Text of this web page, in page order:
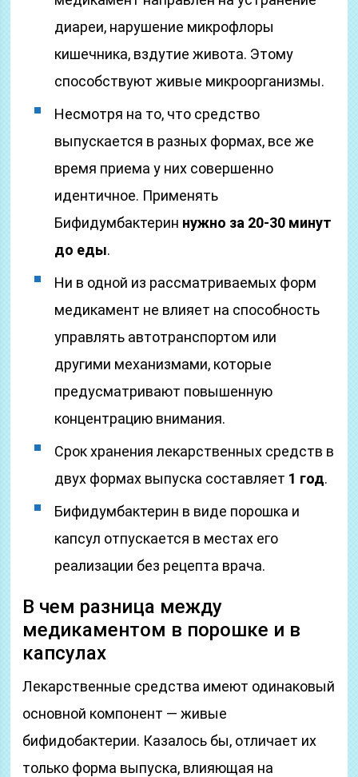
диареи, нарушение микрофлоры
кишечника, вздутие живота. Этому
способствуют живые микроорганизмы.
Несмотря на то, что средство
выпускается в разных формах, все же
время приема у них совершенно
идентичное. Применять
Бифидумбактерин нужно за 20-30 минут
до еды.
Ни в одной из рассматриваемых форм
медикамент не влияет на способность
управлять автотранспортом или
другими механизмами, которые
предусматривают повышенную
концентрацию внимания.
Срок хранения лекарственных средств в
двух формах выпуска составляет 1 год.
Бифидумбактерин в виде порошка и
капсул отпускается в местах его
реализации без рецепта врача.
В чем разница между
медикаментом в порошке и в
капсулах
Лекарственные средства имеют одинаковый
основной компонент — живые
бифидобактерии. Казалось бы, отличает их
только форма выпуска, влияющая на